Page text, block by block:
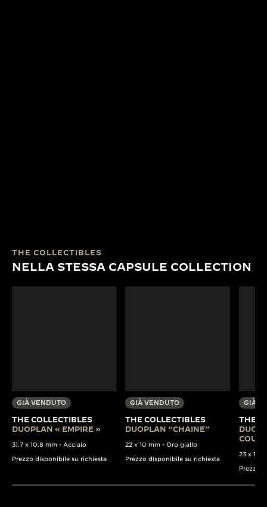
THE COLLECTIBLES
NELLA STESSA CAPSULE COLLECTION
GIÀ VENDUTO
THE COLLECTIBLES
DUOPLAN « EMPIRE »
31.7 x 10.8 mm - Acciaio
Prezzo disponibile su richiesta
GIÀ VENDUTO
THE COLLECTIBLES
DUOPLAN “CHAINE”
22 x 10 mm - Oro giallo
Prezzo disponibile su richiesta
GIÀ
THE
23 x 13
Prezzo